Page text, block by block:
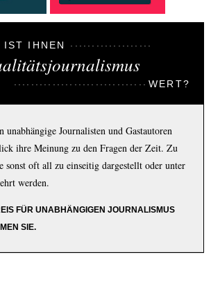
IST IHNEN
WERT?
unabhängige Journalisten und Gastautoren
ihre Meinung zu den Fragen der Zeit. Zu
sonst oft all zu einseitig dargestellt oder unter
werden.
FÜR UNABHÄNGIGEN JOURNALISMUS
SIE.